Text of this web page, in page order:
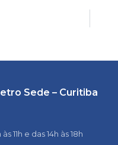
Sede – Curitiba
11h e das 14h às 18h